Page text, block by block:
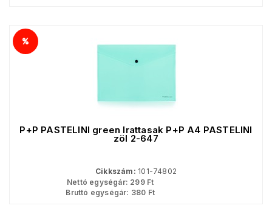
P+P PASTELINI green Irattasak P+P A4 PASTELINI
zöl 2-647
Cikkszám: 101-74802
Nettó egységár: 299Ft
Bruttó egységár: 380 Ft